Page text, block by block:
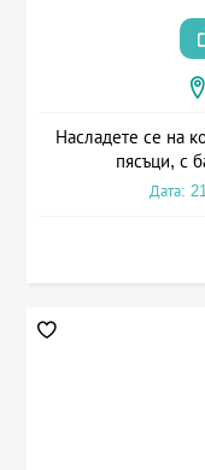
Насладете се на
пясъци, с
Дата: